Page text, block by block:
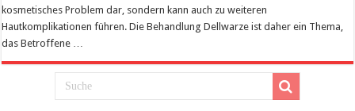
kosmetisches Problem dar, sondern kann auch zu weiteren
Hautkomplikationen führen. Die Behandlung Dellwarze ist daher ein Thema,
das Betroffene …